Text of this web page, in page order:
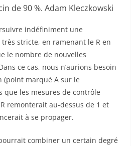
de 90 %. Adam Kleczkowski
indéfiniment une
stricte, en ramenant le R en
le nombre de nouvelles
ce cas, nous n’aurions besoin
(point marqué A sur le
que les mesures de contrôle
remonterait au-dessus de 1 et
à se propager.
combiner un certain degré